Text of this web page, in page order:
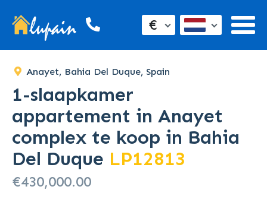
€
Anayet, Bahia Del Duque, Spain
1-slaapkamer
appartement in Anayet
complex te koop in Bahia
Del Duque LP12813
€430,000.00